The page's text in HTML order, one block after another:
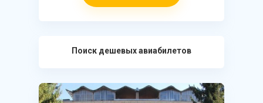
Поиск дешевых авиабилетов